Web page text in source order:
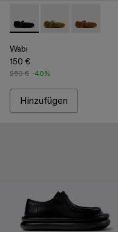
Wabi - A500036-001 -
Wabi - A500036-
Wabi -
Wabi
150 €
250 € -40%
Hinzufügen